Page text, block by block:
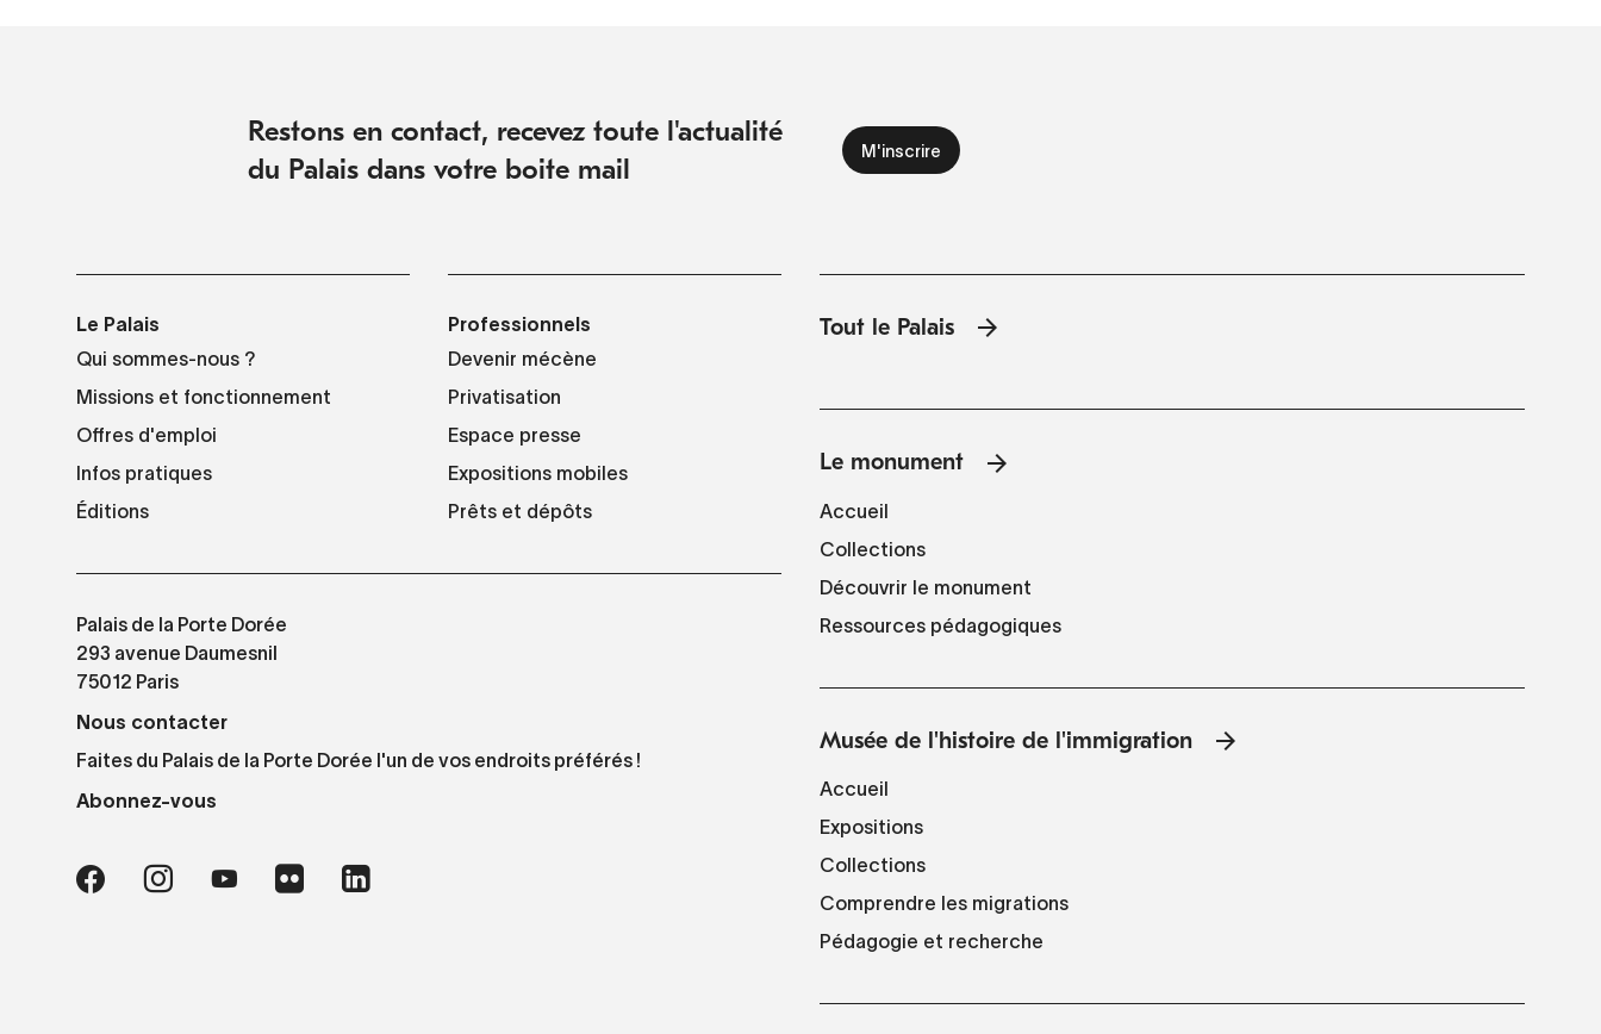
Restons en contact, recevez toute l'actualité
du Palais dans votre boite mail
Le Palais
Qui sommes-nous ?
Missions et fonctionnement
Offres d'emploi
Infos pratiques
Éditions
Professionnels
Devenir mécène
Privatisation
Espace presse
Expositions mobiles
Prêts et dépôts
Palais de la Porte Dorée
293 avenue Daumesnil
75012 Paris
Nous contacter
Faites du Palais de la Porte Dorée l'un de vos endroits préférés !
Abonnez-vous
Tout le Palais
Le monument
Accueil
Collections
Découvrir le monument
Ressources pédagogiques
Musée de l'histoire de l'immigration
Accueil
Expositions
Collections
Comprendre les migrations
Pédagogie et recherche